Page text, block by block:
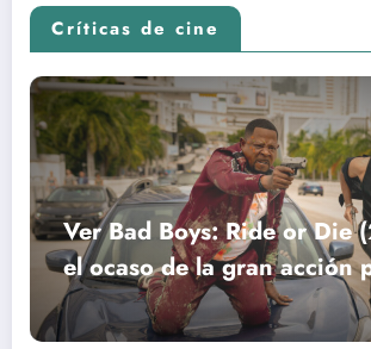
Críticas de cine
Ver Bad Boys: Ride or Die
el ocaso de la gran acción